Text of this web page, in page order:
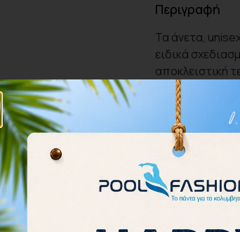
Περιγραφή
Τα άνετα,
ειδικά
αποκλειστική
το σχήμα του
ξεχωριστό
με μακριά
ενσωματωμένη
υψηλότατο
για προστασία
μπορεί
σπρέι της